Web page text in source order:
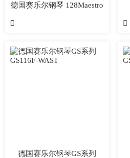
德国赛乐尔钢琴 128Maestro
 
德国赛乐尔钢琴GS系列